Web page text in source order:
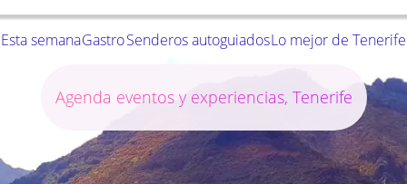
Esta semanaGastroSenderos autoguiadosLo mejor de Tenerife
Agenda eventos y experiencias, Tenerife